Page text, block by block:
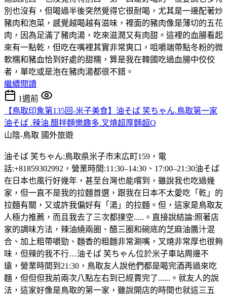
別也沒有，但喝過半後突然覺得它很耐喝，尤其是一邊配著炒
豬肉和泡菜，感覺越喝越有滋味，裡面的豬肉像是薄切的五花
肉，因為足滿了豬肉湯，吃來滋潤又有肉甜。這裡的血腸看起
來有一點乾，但吃在嘴裡其實非常爽口，咀嚼端帶點冬粉的微
軟糯和豬血恰到好處的甜糯，算是我在韓國吃過血腸中佼佼
者，單吃或是泡在豬肉湯都很不錯。
繼續閱讀
1週前
【鳥取印象第135回-米子美食】油そば 笑ちゃん.鳥取第一家
油そば .辣油.醋拌麵樂趣多.叉燒超厚麵超Q
山陰-鳥取 國外旅遊
油そば 笑ちゃん:鳥取県米子市末広町159，電
話:+81859302992，營業時間:11:30–14:30、17:00–21:30油そば
在日本也風行好幾年，甚至台灣也能嚐到，雖說我也吃過幾
家，但一直不是我的拉麵首選，跟我在日本不太愛吃「乾」的
拉麵有關，又或許我偏好有「湯」的拉麵。但，這家是鳥取友
人極力推薦，而且我去了三次都撲空.....。直接說結論:照著店
家的調味方法，辣油繞兩圈、醋三圈和碗底的芝麻油醬汁混
合、加上粗帶嚼勁、麵香的粗麵非常涮嘴，叉燒非常厚也很夠
味，但辣的我不行…油そば 笑ちゃん位於米子車站周邊不
遠，營業時間到21:30，鳥取友人說他們都是喝完酒再過來吃
麵，但但但我前兩次八點左右到已經賣完了......。就友人的說
法，這家好像是鳥取的第一家，雖說開店的時間也就這三五